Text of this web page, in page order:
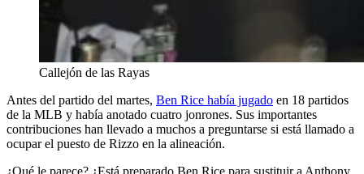
Callejón de las Rayas
Antes del partido del martes, Ben Rice había jugado en 18 partidos
de la MLB y había anotado cuatro jonrones. Sus importantes
contribuciones han llevado a muchos a preguntarse si está llamado a
ocupar el puesto de Rizzo en la alineación.